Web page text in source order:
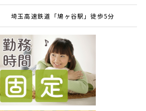
埼玉高速鉄道「鳩ヶ谷駅」徒歩5分